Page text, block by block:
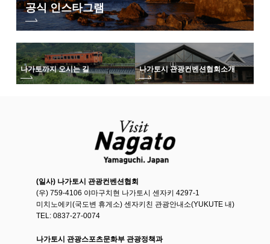
공식 인스타그램
나가토까지 오시는 길 나가토시 관광컨벤션협회소개
(일사) 나가토시 관광컨벤션협회
(우) 759-4106 야마구치현 나가토시 센자키 4297-1
미치노에키(국도변 휴게소) 센자키친 관광안내소(YUKUTE 내)
TEL: 0837-27-0074
나가토시 관광스포츠문화부 관광정책과